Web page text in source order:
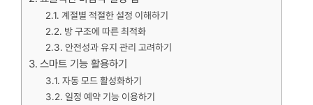
계절별 적절한 설정 이해하기
방 구조에 따른 최적화
안전성과 유지 관리 고려하기
스마트 기능 활용하기
자동 모드 활성화하기
일정 예약 기능 이용하기